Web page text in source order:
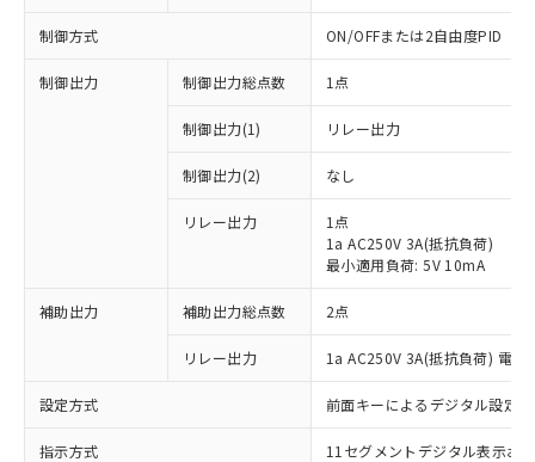
制御方式 ON/OFFまたは2自由度PID（
制御出力 制御出力総点数 1点
制御出力(1) リレー出力
制御出力(2) なし
リレー出力
1点
1a AC250V 3A(抵抗負荷)
最小適用負荷: 5V 10mA
補助出力 補助出力総点数 2点
リレー出力 1a AC250V 3A(抵抗負荷) 電
設定方式 前面キーによるデジタル設定
指示方式 11セグメントデジタル表示お